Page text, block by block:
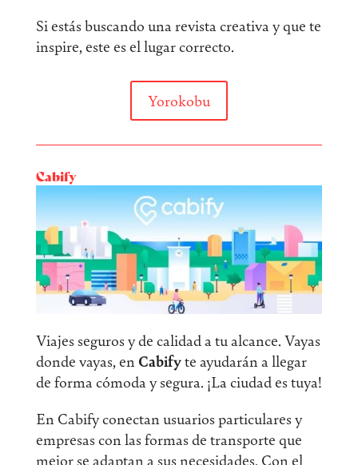
Si estás buscando una revista creativa y que te
inspire, este es el lugar correcto.
Yorokobu
Cabify
Viajes seguros y de calidad a tu alcance. Vayas
donde vayas, en Cabifyte ayudarán a llegar
de forma cómoda y segura. ¡La ciudad es tuya!
En Cabify conectan usuarios particulares y
empresas con las formas de transporte que
mejor se adaptan a sus necesidades. Con el